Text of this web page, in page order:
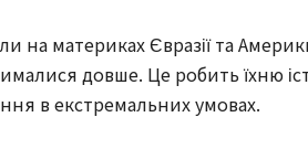
на материках Євразії та
довше. Це робить їхню
в екстремальних умовах.